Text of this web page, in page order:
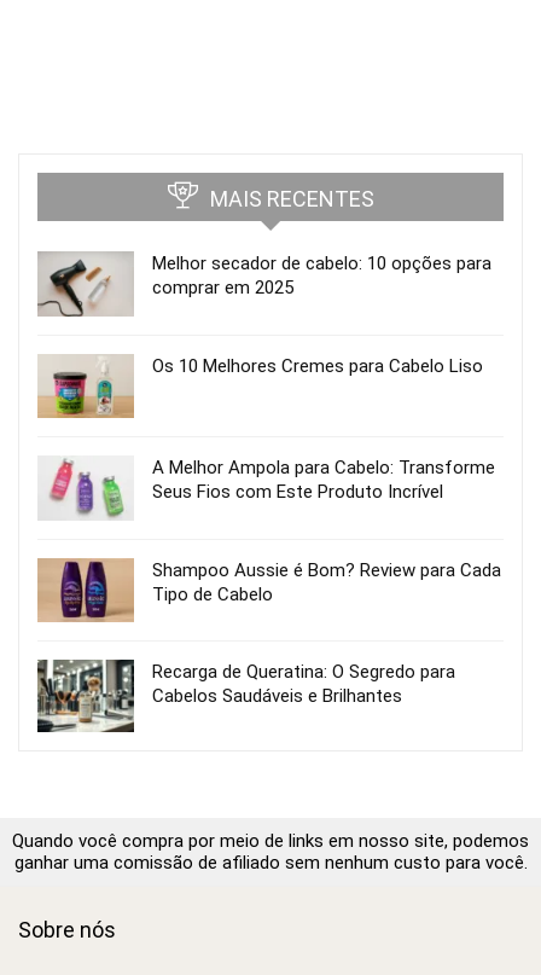
MAIS RECENTES
Melhor secador de cabelo: 10 opções para
comprar em 2025
Os 10 Melhores Cremes para Cabelo Liso
A Melhor Ampola para Cabelo: Transforme
Seus Fios com Este Produto Incrível
Shampoo Aussie é Bom? Review para Cada
Tipo de Cabelo
Recarga de Queratina: O Segredo para
Cabelos Saudáveis e Brilhantes
Quando você compra por meio de links em nosso site, podemos
ganhar uma comissão de afiliado sem nenhum custo para você.
Sobre nós